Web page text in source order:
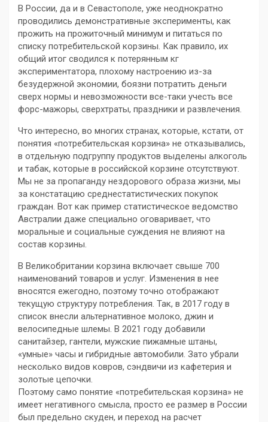
В России, да и в Севастополе, уже неоднократно
проводились демонстративные эксперименты, как
прожить на прожиточный минимум и питаться по
списку потребительской корзины. Как правило, их
общий итог сводился к потерянным кг
экспериментатора, плохому настроению из-за
безудержной экономии, боязни потратить деньги
сверх нормы и невозможности все-таки учесть все
форс-мажоры, сверхтраты, праздники и развлечения.
Что интересно, во многих странах, которые, кстати, от
понятия «потребительская корзина» не отказывались,
в отдельную подгруппу продуктов выделены алкоголь
и табак, которые в российской корзине отсутствуют.
Мы не за пропаганду нездорового образа жизни, мы
за констатацию среднестатистических покупок
граждан. Вот как пример статистическое ведомство
Австралии даже специально оговаривает, что
моральные и социальные суждения не влияют на
состав корзины.
В Великобритании корзина включает свыше 700
наименований товаров и услуг. Изменения в нее
вносятся ежегодно, поэтому точно отображают
текущую структуру потребления. Так, в 2017 году в
список внесли альтернативное молоко, джин и
велосипедные шлемы. В 2021 году добавили
санитайзер, гантели, мужские пижамные штаны,
«умные» часы и гибридные автомобили. Зато убрали
несколько видов ковров, сэндвичи из кафетерия и
золотые цепочки.
Поэтому само понятие «потребительская корзина» не
имеет негативного смысла, просто ее размер в России
был предельно скуден, и переход на расчет